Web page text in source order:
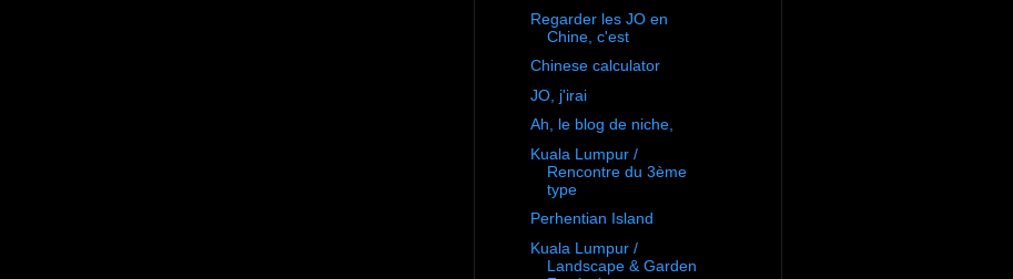
Regarder les JO en
Chine, c'est
Chinese calculator
JO, j'irai
Ah, le blog de niche,
Kuala Lumpur /
Rencontre du 3ème
type
Perhentian Island
Kuala Lumpur /
Landscape & Garden